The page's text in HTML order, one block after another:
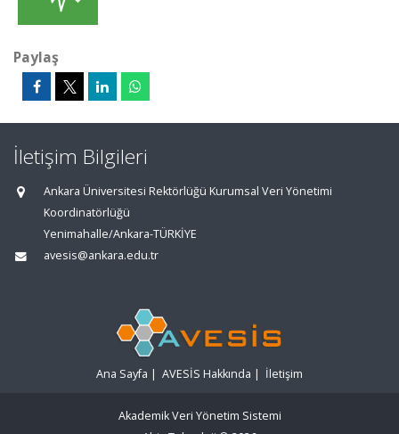
Paylaş
İletişim Bilgileri
Ankara Üniversitesi Rektörlüğü Kurumsal Veri Yönetimi
Koordinatörlüğü
Yenimahalle/Ankara-TÜRKİYE
avesis@ankara.edu.tr
Ana Sayfa | AVESİS Hakkında | İletişim
Akademik Veri Yönetim Sistemi